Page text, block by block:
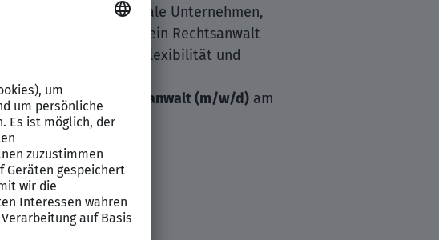
und internationale Unternehmen,
Zeitpunkt ein Rechtsanwalt
Zusammenarbeit, Flexibilität und
Auftrag einen
Rechtsanwalt (m⁠/⁠w⁠/⁠d) am